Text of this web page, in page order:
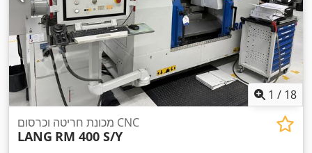
1 / 18
מכונת חריטה וכרסום CNC
LANG RM 400 S/Y